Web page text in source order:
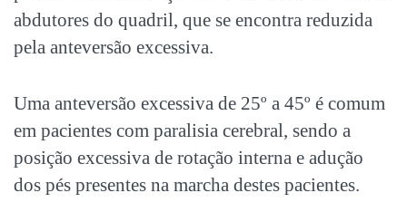
abdutores do quadril, que se encontra reduzida
pela anteversão excessiva.
Uma anteversão excessiva de 25º a 45º é comum
em pacientes com paralisia cerebral, sendo a
posição excessiva de rotação interna e adução
dos pés presentes na marcha destes pacientes.